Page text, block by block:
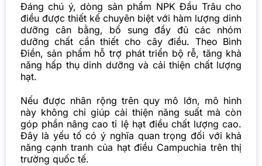
Đáng chú ý, dòng sản phẩm NPK Đầu Trâu cho
điều được thiết kế chuyên biệt với hàm lượng dinh
dưỡng cân bằng, bổ sung đầy đủ các nhóm
dưỡng chất cần thiết cho cây điều. Theo Bình
Điền, sản phẩm hỗ trợ phát triển bộ rễ, tăng khả
năng hấp thụ dinh dưỡng và cải thiện chất lượng
hạt.
Nếu được nhân rộng trên quy mô lớn, mô hình
này không chỉ giúp cải thiện năng suất mà còn
góp phần nâng cao tỉ lệ hạt điều chất lượng cao.
Đây là yếu tố có ý nghĩa quan trọng đối với khả
năng cạnh tranh của hạt điều Campuchia trên thị
trường quốc tế.